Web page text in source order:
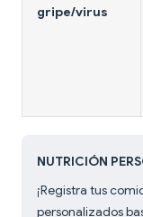
gripe/virus
NUTRICIÓN
¡Registra tus
personalizados